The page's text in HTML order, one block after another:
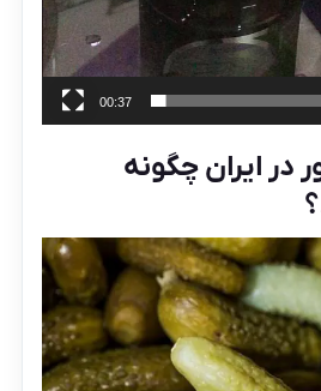
00:37
در ایران چگونه